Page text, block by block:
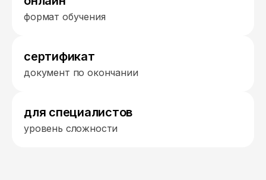
формат обучения
сертификат
документ по окончании
для специалистов
уровень сложности